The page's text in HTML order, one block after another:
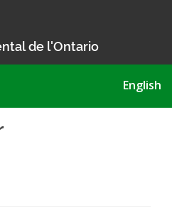
de l'Ontario
English